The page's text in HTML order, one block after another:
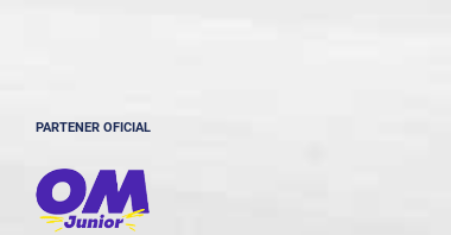
PARTENER OFICIAL